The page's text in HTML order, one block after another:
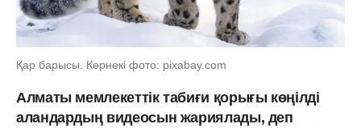
Қар барысы. Көрнекі фото: pixabay.com
Алматы мемлекеттік табиғи қорығы көңілді
аландардың видеосын жариялады, деп